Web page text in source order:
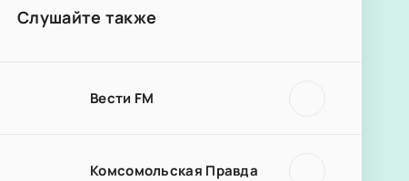
Слушайте также
Вести FM
Комсомольская Правда